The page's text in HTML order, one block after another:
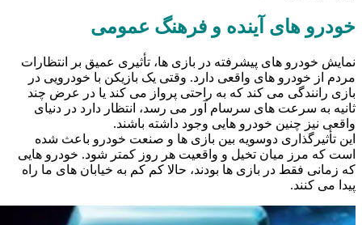
خودرو های آینده و فرهنگ عمومی
نمایش خودرو های پیشرفته در بازی‌ ها، تأثیری عمیق بر انتظارات
مردم از خودرو های واقعی دارد. وقتی یک بازیکن با خودرویی در
بازی رانندگی می‌ کند که به راحتی پرواز می‌ کند یا در عرض چند
ثانیه به سرعت‌ های سرسام‌ آور می‌ رسد، انتظار دارد در دنیای
واقعی نیز چنین خودرو هایی وجود داشته باشند.
این تأثیرگذاری دوسویه بین بازی‌ ها و صنعت خودرو باعث شده
است که مرز میان تخیل و واقعیت هر روز کمتر شود. خودرو هایی
که زمانی فقط در بازی‌ ها بودند، حالا کم‌ کم به خیابان‌ های ما راه
پیدا می‌ کنند.